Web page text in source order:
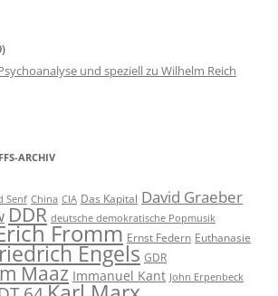
und speziell zu Wilhelm Reich
ARCHIV
Senf China CIA Das Kapital David Graeber
DDR deutsche demokratische Popmusik
Fromm Ernst Federn Euthanasie
Engels GDR
Maaz Immanuel Kant John Erpenbeck